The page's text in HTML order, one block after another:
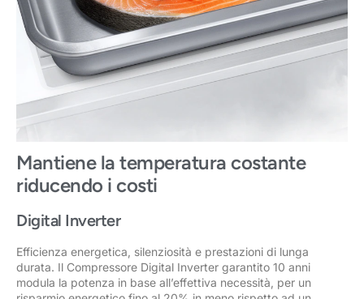
Mantiene la temperatura costante
riducendo i costi
Digital Inverter
Efficienza energetica, silenziosità e prestazioni di lunga
durata. Il Compressore Digital Inverter garantito 10 anni
modula la potenza in base all’effettiva necessità, per un